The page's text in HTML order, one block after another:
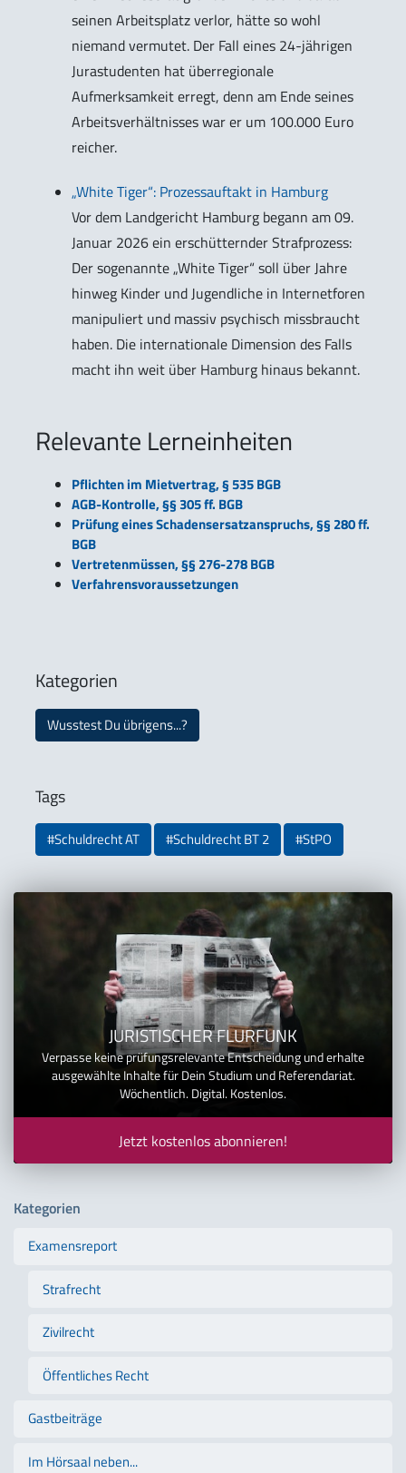
seinen Arbeitsplatz verlor, hätte so wohl
niemand vermutet. Der Fall eines 24-jährigen
Jurastudenten hat überregionale
Aufmerksamkeit erregt, denn am Ende seines
Arbeitsverhältnisses war er um 100.000 Euro
reicher.
„White Tiger“: Prozessauftakt in Hamburg
Vor dem Landgericht Hamburg begann am 09.
Januar 2026 ein erschütternder Strafprozess:
Der sogenannte „White Tiger“ soll über Jahre
hinweg Kinder und Jugendliche in Internetforen
manipuliert und massiv psychisch missbraucht
haben. Die internationale Dimension des Falls
macht ihn weit über Hamburg hinaus bekannt.
Relevante Lerneinheiten
Pflichten im Mietvertrag, § 535 BGB
AGB-Kontrolle, §§ 305 ff. BGB
Prüfung eines Schadensersatzanspruchs, §§ 280 ff.
BGB
Vertretenmüssen, §§ 276-278 BGB
Verfahrensvoraussetzungen
Kategorien
Wusstest Du übrigens...?
Tags
#Schuldrecht AT #Schuldrecht BT 2 #StPO
JURISTISCHER FLURFUNK
Verpasse keine prüfungsrelevante Entscheidung und erhalte
ausgewählte Inhalte für Dein Studium und Referendariat.
Wöchentlich. Digital. Kostenlos.
Jetzt kostenlos abonnieren!
Kategorien
Examensreport
Strafrecht
Zivilrecht
Öffentliches Recht
Gastbeiträge
Im Hörsaal neben...